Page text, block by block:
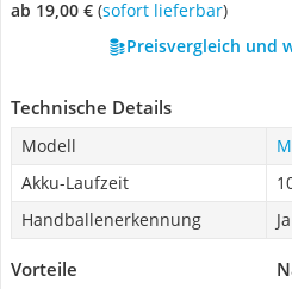
ab 19,00 € ( Sofort lieferbar)
Preisvergleich und
Technische Details
Modell
Akku-Laufzeit
Handballenerkennung
Ja
Vorteile